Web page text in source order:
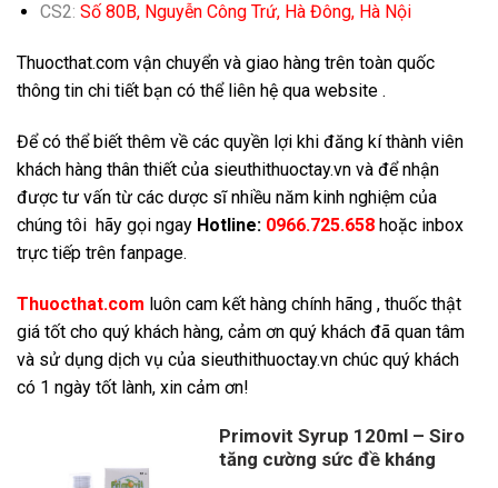
CS2: Số 80B, Nguyễn Công Trứ, Hà Đông, Hà Nội
Thuocthat.com vận chuyển và giao hàng trên toàn quốc
thông tin chi tiết bạn có thể liên hệ qua website .
Để có thể biết thêm về các quyền lợi khi đăng kí thành viên
khách hàng thân thiết của sieuthithuoctay.vn và để nhận
được tư vấn từ các dược sĩ nhiều năm kinh nghiệm của
chúng tôi hãy gọi ngay Hotline: 0966.725.658 hoặc inbox
trực tiếp trên fanpage.
Thuocthat.com luôn cam kết hàng chính hãng , thuốc thật
giá tốt cho quý khách hàng, cảm ơn quý khách đã quan tâm
và sử dụng dịch vụ của sieuthithuoctay.vn chúc quý khách
có 1 ngày tốt lành, xin cảm ơn!
Primovit Syrup 120ml – Siro
tăng cường sức đề kháng